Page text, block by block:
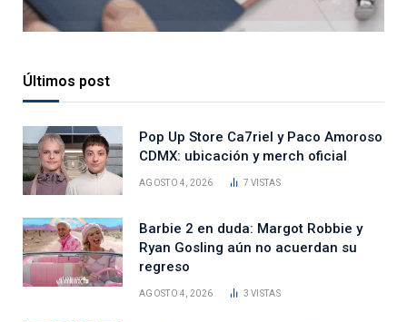
Últimos post
Pop Up Store Ca7riel y Paco Amoroso
CDMX: ubicación y merch oficial
AGOSTO 4, 2026 7VISTAS
Barbie 2 en duda: Margot Robbie y
Ryan Gosling aún no acuerdan su
regreso
AGOSTO 4, 2026 3VISTAS